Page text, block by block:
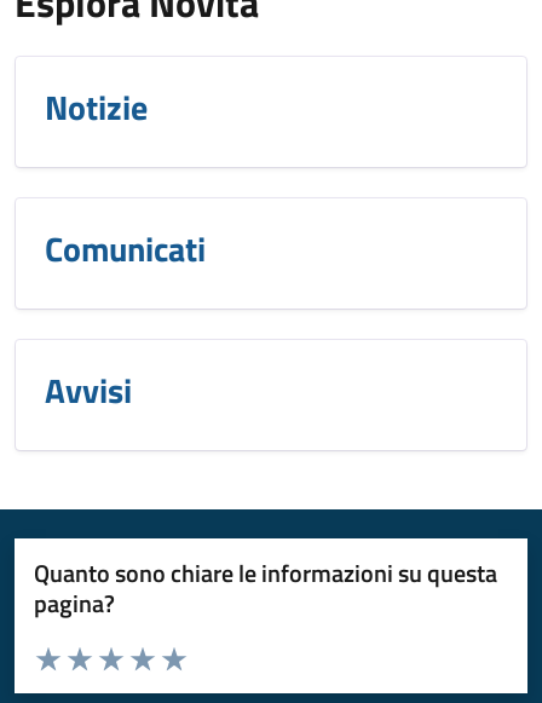
Notizie
Comunicati
Avvisi
Quanto sono chiare le informazioni su questa
pagina?
Valuta da 1 a 5 stelle la pagina
Valuta 5 stelle su 5
Valuta 4 stelle su 5
Valuta 3 stelle su 5
Valuta 2 stelle su 5
Valuta 1 stelle su 5